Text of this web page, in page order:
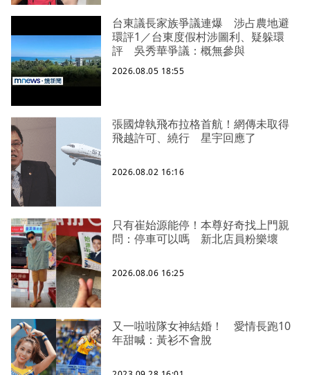
台東議長家族爭議連爆 涉占農地避
環評1／台東度假村涉圖利、疑躲環
評 吳秀華爭議：概無參與
2026.08.05 18:55
張國煒執飛布拉格首航！網傳未取得
飛越許可、繞行 星宇回應了
2026.08.02 16:16
只有崔始源能停！本尊好奇找上門親
問：停車可以嗎 新北店員粉樂壞
2026.08.06 16:25
又一啦啦隊女神結婚！ 愛情長跑10
年甜喊：黃衫不會脫